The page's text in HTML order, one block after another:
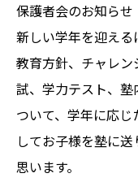
保護者会のお知らせ
新しい学年を迎え
教育方針、チャレ
試、学力テスト、
ついて、学年に応
してお子様を塾に
思います。